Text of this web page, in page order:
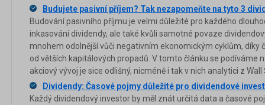
Budujete pasivní příjem? Tak nezapomeňte na tyto 3
Budování pasivního příjmu je velmi důležité pro každého
inkasování dividendy, ale také kvůli samotné povaze
mnohem odolnější vůči negativním ekonomickým cyklům,
od větších kapitálových propadů. V tomto článku se podíváme
akciový vývoj je sice odlišný, nicméně i tak v nich analytici z
Dividendy: Časové pojmy důležité pro dividendové
Každý dividendový investor by měl znát určitá data a časové